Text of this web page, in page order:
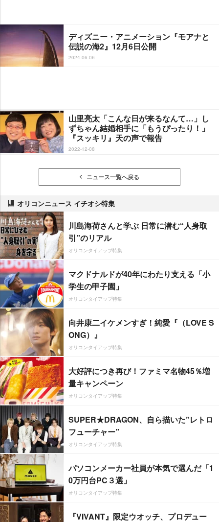
ディズニー・アニメーション『モアナと
伝説の海2』12月6日公開
2024-06-06
山里亮太「こんな日が来るなんて…」し
ずちゃん結婚相手に「もうぴったり！」
『スッキリ』天の声で報告
2022-12-08
ニュース一覧へ戻る
オリコンニュース イチオシ特集
川島海荷さんと学ぶ 日常に潜む“人身取
引”のリアル
オリコンタイアップ特集
マクドナルドが40年にわたり支える「小
学生の甲子園」
オリコンタイアップ特集
向井康二イケメンすぎ！純愛『（LOVE S
ONG）』
オリコンタイアップ特集
大好評につき再び！ファミマ名物45％増
量キャンペーン
オリコンタイアップ特集
SUPER★DRAGON、自ら描いた”レトロ
フューチャー”
オリコンタイアップ特集
パソコンメーカー社員が本気で選んだ「1
0万円台PC３選」
オリコンタイアップ特集
『VIVANT』限定ウオッチ、プロデュー